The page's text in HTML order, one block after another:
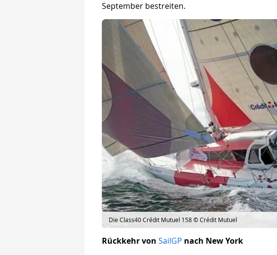
September bestreiten.
Die Class40 Crédit Mutuel 158 © Crédit Mutuel
Rückkehr von SailGP nach New York